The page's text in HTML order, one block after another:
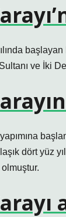
ve İki
dört yüz